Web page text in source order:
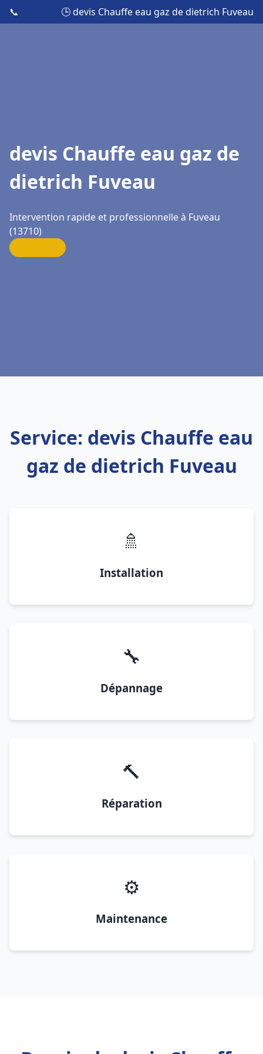
📞 🕒 devis Chauffe eau gaz de dietrich Fuveau
devis Chauffe eau gaz de
dietrich Fuveau
Intervention rapide et professionnelle à Fuveau
(13710)
Service: devis Chauffe eau
gaz de dietrich Fuveau
🚿
Installation
🔧
Dépannage
🔨
Réparation
⚙️
Maintenance